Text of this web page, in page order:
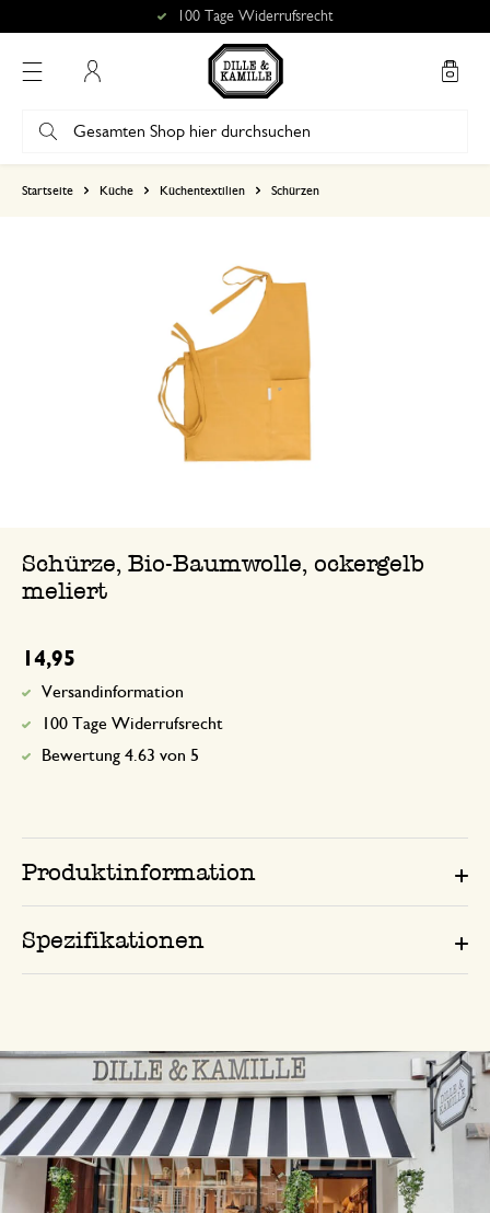
100 Tage Widerrufsrecht
Startseite Küche Küchentextilien Schürzen
Schürze, Bio-Baumwolle, ockergelb
meliert
14,95
Versandinformation
100 Tage Widerrufsrecht
Bewertung 4.63 von 5
Produktinformation
Spezifikationen